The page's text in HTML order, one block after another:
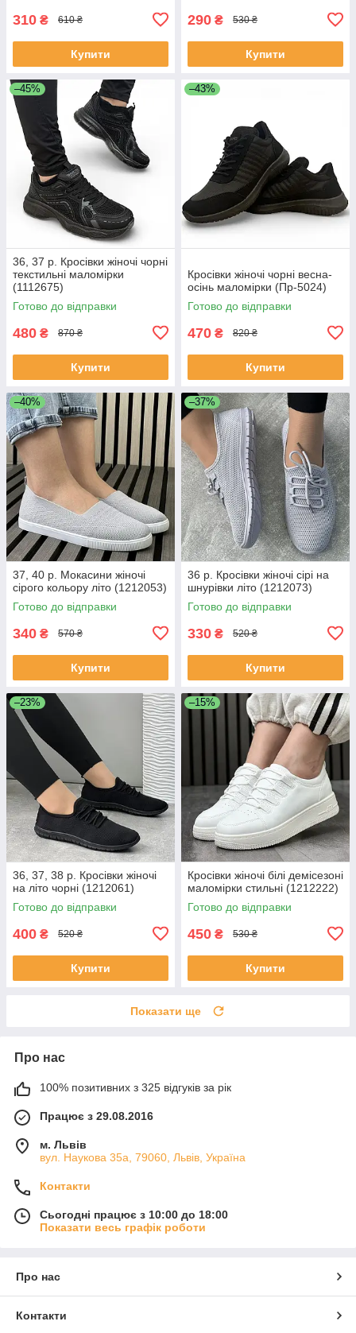
310 ₴ 610 ₴
Купити
290 ₴ 530 ₴
Купити
–45%
36, 37 р. Кросівки жіночі чорні
текстильні маломірки
(1112675)
Готово до відправки
480 ₴ 870 ₴
Купити
–43%
Кросівки жіночі чорні весна-
осінь маломірки (Пр-5024)
Готово до відправки
470 ₴ 820 ₴
Купити
–40%
37, 40 р. Мокасини жіночі
сірого кольору літо (1212053)
Готово до відправки
340 ₴ 570 ₴
Купити
–37%
36 р. Кросівки жіночі сірі на
шнурівки літо (1212073)
Готово до відправки
330 ₴ 520 ₴
Купити
–23%
36, 37, 38 р. Кросівки жіночі
на літо чорні (1212061)
Готово до відправки
400 ₴ 520 ₴
Купити
–15%
Кросівки жіночі білі демісезоні
маломірки стильні (1212222)
Готово до відправки
450 ₴ 530 ₴
Купити
Показати ще
Про нас
100% позитивних з 325 відгуків за рік
Працює з 29.08.2016
м. Львів
вул. Наукова 35а, 79060, Львів, Україна
Контакти
Сьогодні працює з 10:00 до 18:00
Показати весь графік роботи
Про нас
Контакти